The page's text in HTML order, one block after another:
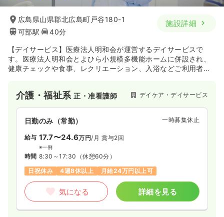
広島県山県郡北広島町戸谷180-1
可部駅
40分
施設詳細
【デイサービス】医療法人明和会が運営するデイサービスで
す。医療法人明和会とよひら小規模多機能ホームに併設され、
健康チェックや食事、レクリエーション、入浴などご利用者様
ごしていただけるよう日々サポートしています。
介護・福祉系正・准看護師 デイケア・デイサービス
日勤のみ（常勤） 一時募集休止
給与 17.7〜24.6万円/月 賞与2回
※一例
時間 8:30～17:30 （休憩60分）
日祝休み
4週8休以上 月給24万円以上可
気になる 詳細を見る